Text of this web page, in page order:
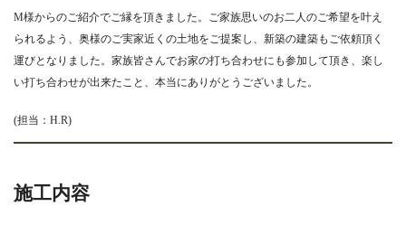
M様からのご紹介でご縁を頂きました。ご家族思いのお二人のご希望を叶え
られるよう、奥様のご実家近くの土地をご提案し、新築の建築もご依頼頂く
運びとなりました。家族皆さんでお家の打ち合わせにも参加して頂き、楽し
い打ち合わせが出来たこと、本当にありがとうございました。
(担当：H.R)
施工内容